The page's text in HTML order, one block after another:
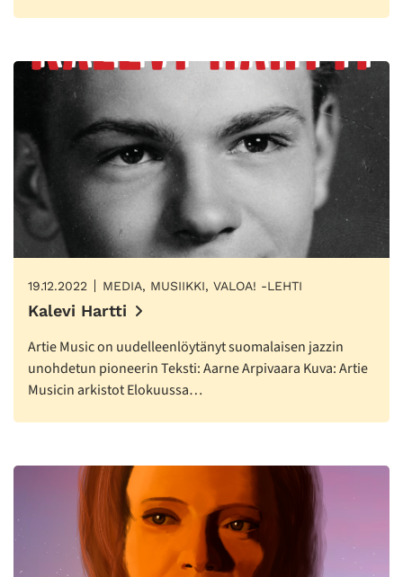
19.12.2022 MEDIA, MUSIIKKI, VALOA! -LEHTI
Kalevi Hartti
Artie Music on uudelleenlöytänyt suomalaisen jazzin
unohdetun pioneerin Teksti: Aarne Arpivaara Kuva: Artie
Musicin arkistot Elokuussa…